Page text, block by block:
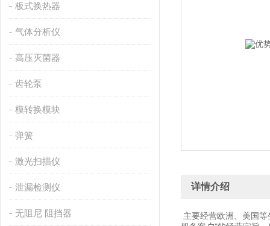
板式换热器
气体分析仪
高压灭菌器
齿轮泵
模转换模块
弹簧
激光扫描仪
泄漏检测仪
无阻尼 阻挡器
详情介绍
主要经营欧洲、美国